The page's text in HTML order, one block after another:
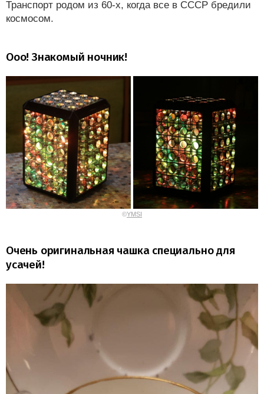
Транспорт родом из 60-х, когда все в СССР бредили
космосом.
Ооо! Знакомый ночник!
©YMSI
Очень оригинальная чашка специально для
усачей!